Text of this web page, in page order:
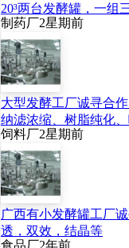
20³两台发酵罐，一组
制药厂2星期前
大型发酵工厂诚寻合作
纳滤浓缩、树脂纯化
饲料厂2星期前
广西有小发酵罐工厂
透，双效，结晶等